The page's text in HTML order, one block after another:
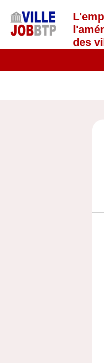
des